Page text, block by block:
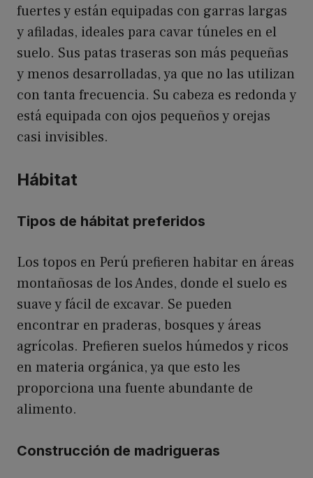
fuertes y están equipadas con garras largas
y afiladas, ideales para cavar túneles en el
suelo. Sus patas traseras son más pequeñas
y menos desarrolladas, ya que no las utilizan
con tanta frecuencia. Su cabeza es redonda y
está equipada con ojos pequeños y orejas
casi invisibles.
Hábitat
Tipos de hábitat preferidos
Los topos en Perú prefieren habitar en áreas
montañosas de los Andes, donde el suelo es
suave y fácil de excavar. Se pueden
encontrar en praderas, bosques y áreas
agrícolas. Prefieren suelos húmedos y ricos
en materia orgánica, ya que esto les
proporciona una fuente abundante de
alimento.
Construcción de madrigueras